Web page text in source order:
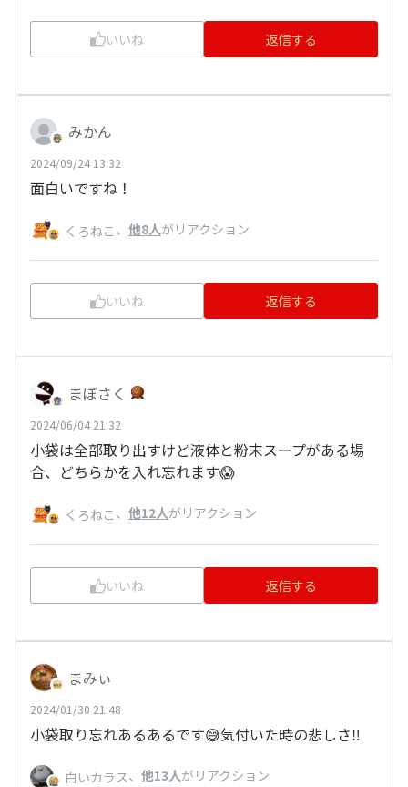
いいね 返信する
みかん
2024/09/24 13:32
面白いですね！
くろねこ 、 他8人がリアクション
いいね 返信する
まぼさく
2024/06/04 21:32
小袋は全部取り出すけど液体と粉末スープがある場
合、どちらかを入れ忘れます😱
くろねこ 、 他12人がリアクション
いいね 返信する
まみぃ
2024/01/30 21:48
小袋取り忘れあるあるです😅気付いた時の悲しさ‼️
白いカラス、 他13人がリアクション